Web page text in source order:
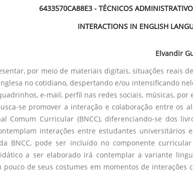
6433570CA88E3 - TÉCNICOS
INTERACTIONS IN ENGLISH
Elvandir
por meio de materiais digitais, situações reais
no cotidiano, despertando e/ou intensificando
e-mail, perfil nas redes sociais, músicas,
se promover a interação e colaboração entre os
Comum Curricular (BNCC), diferenciando-se dos
interações entre estudantes
BNCC, pode ser incluído no componente
a ser elaborado irá contemplar a variante
de seus costumes em momentos de